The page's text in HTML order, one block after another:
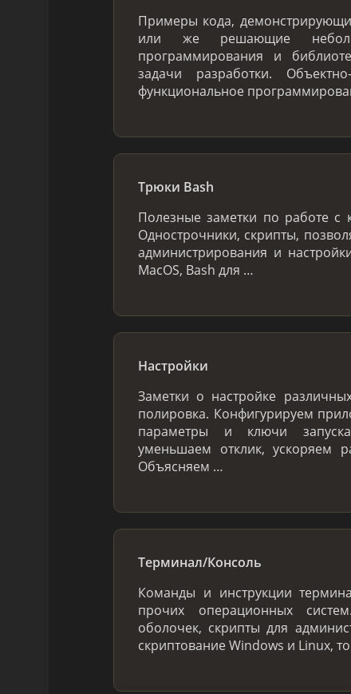
Примеры кода,
или же решающие
программирования и
задачи разработки.
функциональное
Трюки Bash
Полезные заметки по работе
Однострочники, скрипты,
администрирования и
MacOS, Bash для …
Настройки
Заметки о настройке
полировка. Конфигурируем
параметры и ключи
уменьшаем отклик, ускоряем
Объясняем …
Терминал/Консоль
Команды и инструкции
прочих операционных
оболочек, скрипты для
скриптование Windows и Linux,